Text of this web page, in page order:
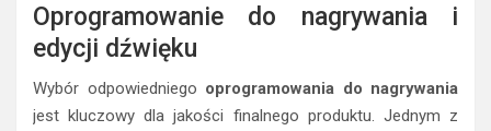
Oprogramowanie do nagrywania i
edycji dźwięku
Wybór odpowiedniego oprogramowania do nagrywania
jest kluczowy dla jakości finalnego produktu. Jednym z